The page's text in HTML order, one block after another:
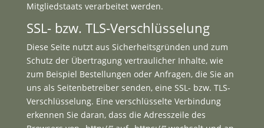
Mitgliedstaats verarbeitet werden.
SSL- bzw. TLS-Verschlüsselung
Diese Seite nutzt aus Sicherheitsgründen und zum
Schutz der Übertragung vertraulicher Inhalte, wie
zum Beispiel Bestellungen oder Anfragen, die Sie an
uns als Seitenbetreiber senden, eine SSL- bzw. TLS-
Verschlüsselung. Eine verschlüsselte Verbindung
erkennen Sie daran, dass die Adresszeile des